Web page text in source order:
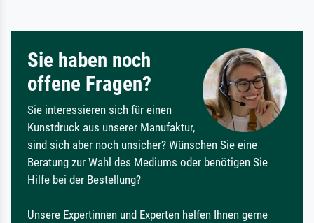
Sie haben noch
offene Fragen?
Sie interessieren sich für einen
Kunstdruck aus unserer Manufaktur,
sind sich aber noch unsicher? Wünschen Sie eine
Beratung zur Wahl des Mediums oder benötigen Sie
Hilfe bei der Bestellung?
Unsere Expertinnen und Experten helfen Ihnen gerne